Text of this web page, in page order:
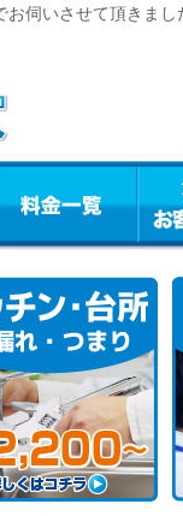
伺いさせて頂きま